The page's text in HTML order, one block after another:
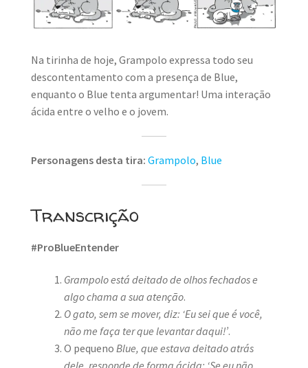
Na tirinha de hoje, Grampolo expressa todo seu
descontentamento com a presença de Blue,
enquanto o Blue tenta argumentar! Uma interação
ácida entre o velho e o jovem.
Personagens desta tira: Grampolo, Blue
Transcrição
#ProBlueEntender
Grampolo está deitado de olhos fechados e
algo chama a sua atenção.
O gato, sem se mover, diz: ‘Eu sei que é você,
não me faça ter que levantar daqui!’.
O pequeno Blue, que estava deitado atrás